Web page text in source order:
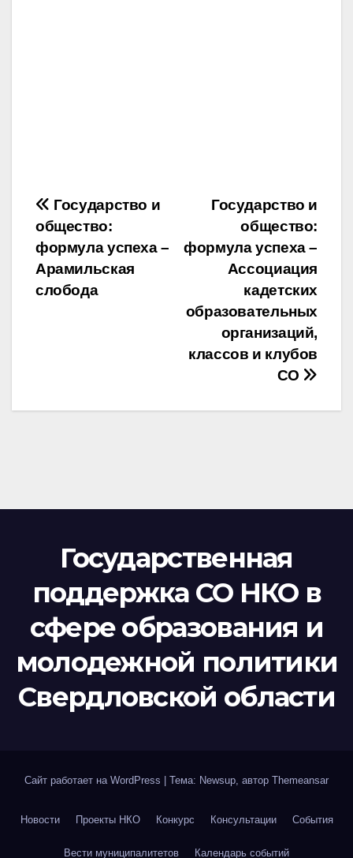
Навигация
по
записям
Государство и
общество:
формула успеха –
Ассоциация
кадетских
образовательных
организаций,
классов и клубов
СО
Государство и
общество:
формула успеха –
Арамильская
слобода
Государственная
поддержка СО НКО в
сфере образования и
молодежной политики
Свердловской области
Сайт работает на WordPress Тема: Newsup, автор Themeansar
Новости Проекты НКО Конкурс Консультации События
Вести муниципалитетов Календарь событий